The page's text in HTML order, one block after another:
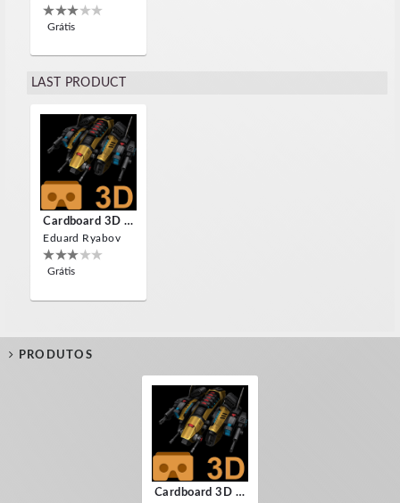
Grátis
LAST PRODUCT
Cardboard 3D VR Space FPS Game
Eduard Ryabov
Grátis
PRODUTOS
Cardboard 3D VR Space FPS Game